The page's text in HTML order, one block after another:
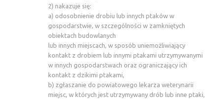
2) nakazuje się:
a) odosobnienie drobiu lub innych ptaków w
gospodarstwie, w szczególności w zamkniętych
obiektach budowlanych
lub innych miejscach, w sposób uniemożliwiający
kontakt z drobiem lub innymi ptakami utrzymywanymi
w innych gospodarstwach oraz ograniczający ich
kontakt z dzikimi ptakami,
b) zgłaszanie do powiatowego lekarza weterynarii
miejsc, w których jest utrzymywany drób lub inne ptaki,